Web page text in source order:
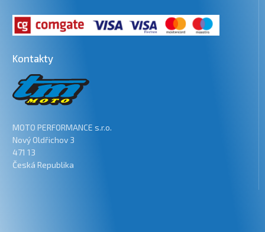
Kontakty
MOTO PERFORMANCE s.r.o.
Nový Oldřichov 3
471 13
Česká Republika